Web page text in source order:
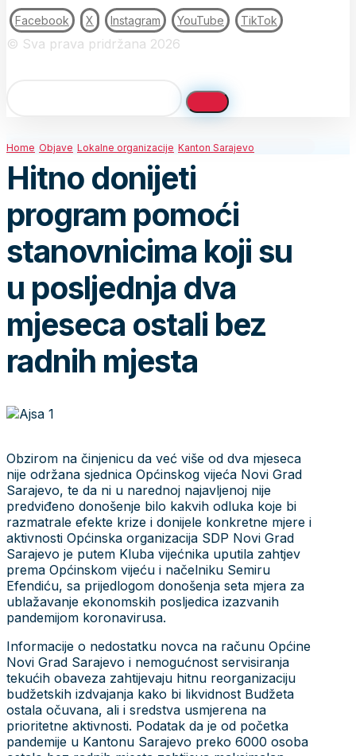
Facebook X Instagram YouTube TikTok
© Sva prava pridržana 2026
Home Objave Lokalne organizacije Kanton Sarajevo
Hitno donijeti
program pomoći
stanovnicima koji su
u posljednja dva
mjeseca ostali bez
radnih mjesta
Obzirom na činjenicu da već više od dva mjeseca
nije održana sjednica Općinskog vijeća Novi Grad
Sarajevo, te da ni u narednoj najavljenoj nije
predviđeno donošenje bilo kakvih odluka koje bi
razmatrale efekte krize i donijele konkretne mjere i
aktivnosti Općinska organizacija SDP Novi Grad
Sarajevo je putem Kluba vijećnika uputila zahtjev
prema Općinskom vijeću i načelniku Semiru
Efendiću, sa prijedlogom donošenja seta mjera za
ublažavanje ekonomskih posljedica izazvanih
pandemijom koronavirusa.
Informacije o nedostatku novca na računu Općine
Novi Grad Sarajevo i nemogućnost servisiranja
tekućih obaveza zahtijevaju hitnu reorganizaciju
budžetskih izdvajanja kako bi likvidnost Budžeta
ostala očuvana, ali i sredstva usmjerena na
prioritetne aktivnosti. Podatak da je od početka
pandemije u Kantonu Sarajevo preko 6000 osoba